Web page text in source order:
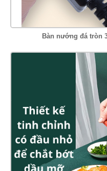
Bàn nướng đá tròn